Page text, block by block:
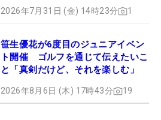
2026年7月31日 (金) 14時23分 1
笹生優花が6度目のジュニアイベン
ト開催 ゴルフを通じて伝えたいこ
と「真剣だけど、それを楽しむ」
2026年8月6日 (木) 17時43分 19